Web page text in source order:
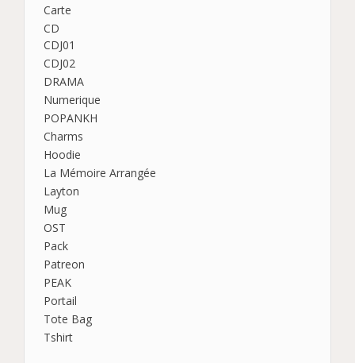
Carte
CD
CDJ01
CDJ02
DRAMA
Numerique
POPANKH
Charms
Hoodie
La Mémoire Arrangée
Layton
Mug
OST
Pack
Patreon
PEAK
Portail
Tote Bag
Tshirt